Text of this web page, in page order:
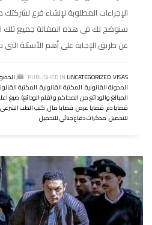
الإجراءات المطلوبة لإنشاء فرع لشركتك
سنوضح لك في هذه المقالة جميع تلك
عن طريق الإجابة على أهم الأسئلة
PUBLISHED IN UNCATEGORIZED,VISAS
,
المدونة القانونية,المكتبة القانونية,المكتبة
المبالغ والودائع من المحاكم و (قلم الودائع),صيغ
قضايا دم,قضايا عرض,قضايا مال,كتب الطب الشرعي
للتحميل,مذكرات دفاع جنائي للتحميل